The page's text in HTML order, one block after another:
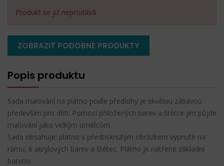
Produkt se již neprodává
ZOBRAZIT PODOBNÉ PRODUKTY
Popis produktu
Sada malování na plátno podle předlohy je skvělou zábavou
především pro děti. Pomocí přiložených barev a štětce jim půjde
malování jako velkým umělcům.
Sada obsahuje: plátno s předtisknutým obrázkem vypnuté na
rámu, 6 akrylových barev a štětec. Plátno je natřené základní
barvou.